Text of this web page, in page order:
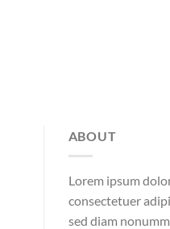
ABOUT
Lorem ipsum
consectetuer
sed diam